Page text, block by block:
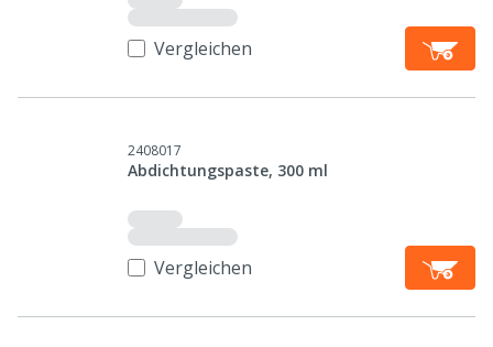
Vergleichen
2408017
Abdichtungspaste, 300 ml
Vergleichen